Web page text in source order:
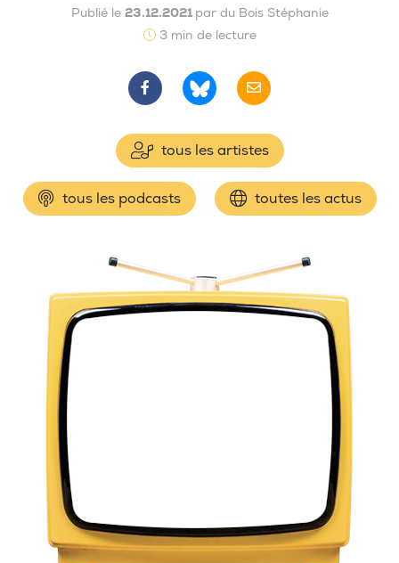
Publié le 23.12.2021 par du Bois Stéphanie
3 min de lecture
tous les artistes
tous les podcasts toutes les actus